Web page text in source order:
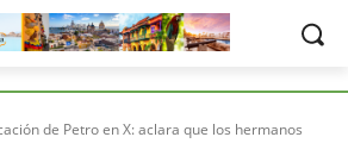
de Petro en X: aclara que los hermanos